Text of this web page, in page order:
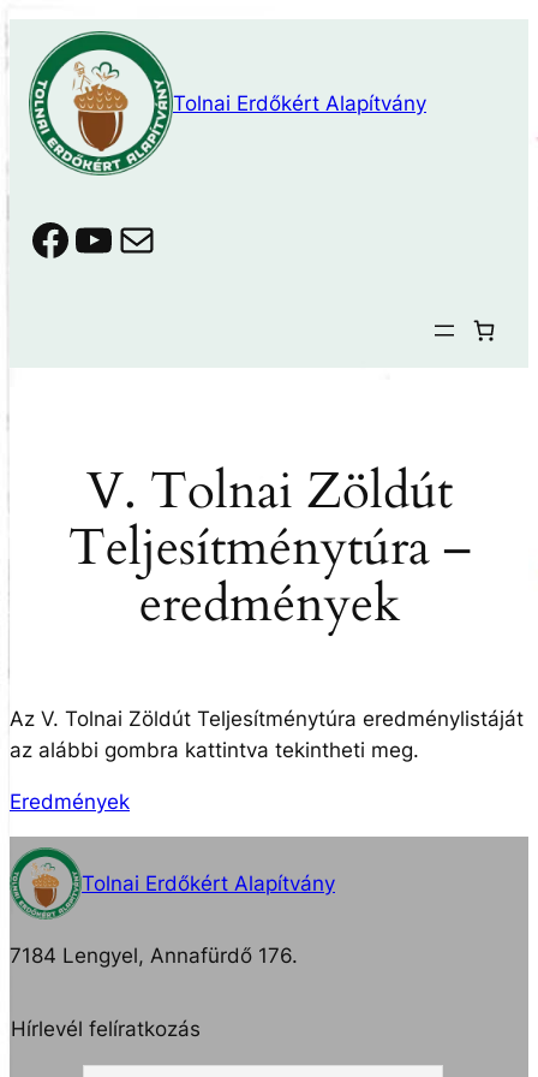
Ugrás
tartalomhoz
Tolnai Erdőkért Alapítvány
Facebook
YouTube
Mail
V. Tolnai Zöldút
Teljesítménytúra –
eredmények
Az V. Tolnai Zöldút Teljesítménytúra eredménylistáját
az alábbi gombra kattintva tekintheti meg.
Eredmények
Tolnai Erdőkért Alapítvány
7184 Lengyel, Annafürdő 176.
Hírlevél felíratkozás